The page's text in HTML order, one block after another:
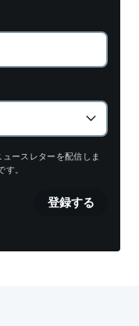
ースレターを配信しま
。
登録する